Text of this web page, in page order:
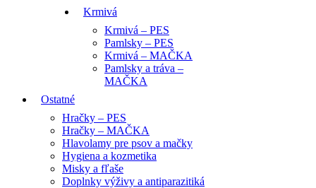
Krmivá
Krmivá – PES
Pamlsky – PES
Krmivá – MAČKA
Pamlsky a tráva –
MAČKA
Ostatné
Hračky – PES
Hračky – MAČKA
Hlavolamy pre psov a mačky
Hygiena a kozmetika
Misky a fľaše
Doplnky výživy a antiparazitiká